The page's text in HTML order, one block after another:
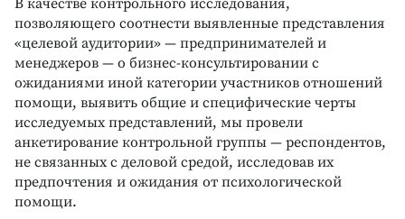
В качестве контрольного исследования,
позволяющего соотнести выявленные представления
«целевой аудитории» — предпринимателей и
менеджеров — о бизнес-консультировании с
ожиданиями иной категории участников отношений
помощи, выявить общие и специфические черты
исследуемых представлений, мы провели
анкетирование контрольной группы — респондентов,
не связанных с деловой средой, исследовав их
предпочтения и ожидания от психологической
помощи.